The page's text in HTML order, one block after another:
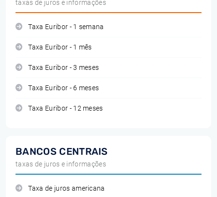
taxas de juros e informações
Taxa Euribor - 1 semana
Taxa Euribor - 1 mês
Taxa Euribor - 3 meses
Taxa Euribor - 6 meses
Taxa Euribor - 12 meses
BANCOS CENTRAIS
taxas de juros e informações
Taxa de juros americana